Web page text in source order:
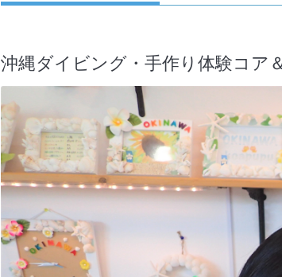
沖縄ダイビング・手作り体験コア